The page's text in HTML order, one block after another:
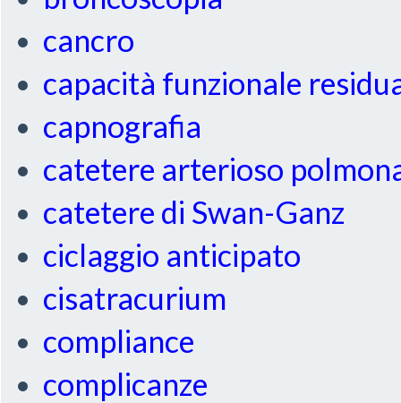
cancro
capacità funzionale
capnografia
catetere arterioso
catetere di Swan-Ganz
ciclaggio anticipato
cisatracurium
compliance
complicanze